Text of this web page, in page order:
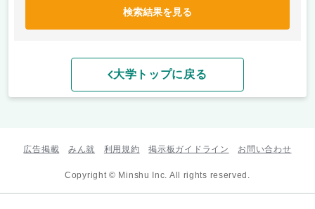
検索結果を見る
大学トップに戻る
広告掲載 みん就 利用規約 掲示板ガイドライン お問い合わせ
Copyright © Minshu Inc. All rights reserved.